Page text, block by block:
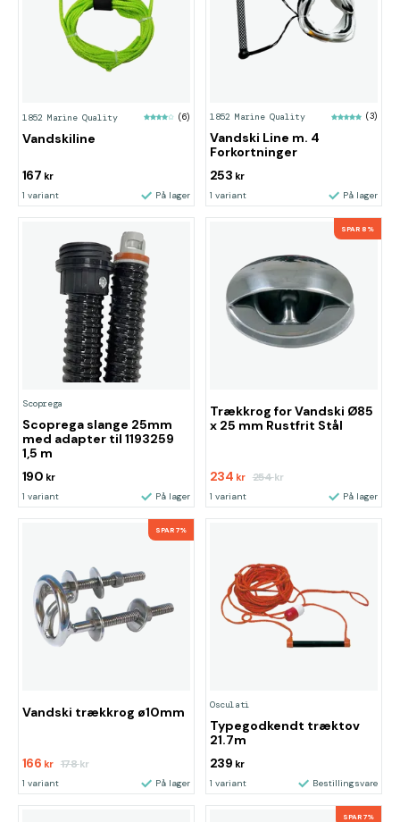
1852 Marine Quality (6)
Vandskiline
167 kr
1 variant På lager
1852 Marine Quality (3)
Vandski Line m. 4
Forkortninger
253 kr
1 variant På lager
Scoprega
Scoprega slange 25mm
med adapter til 1193259
1,5 m
190 kr
1 variant På lager
SPAR 8%
Trækkrog for Vandski Ø85
x 25 mm Rustfrit Stål
234 kr 254kr
1 variant På lager
SPAR 7%
Vandski trækkrog ø10mm
166 kr 178kr
1 variant På lager
Osculati
Typegodkendt træktov
21.7m
239 kr
1 variant Bestillingsvare
SPAR 7%